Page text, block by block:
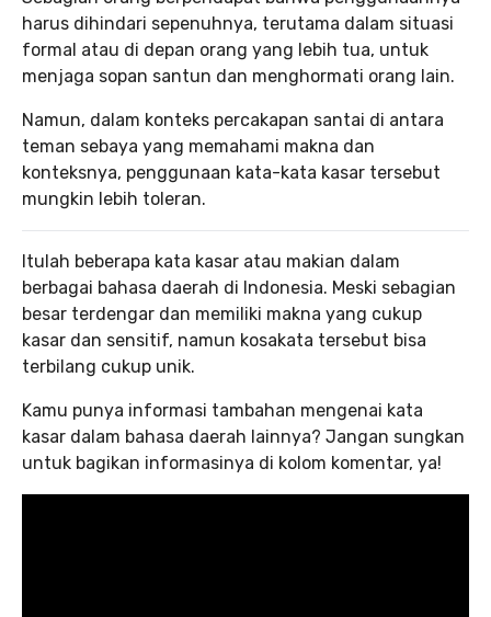
harus dihindari sepenuhnya, terutama dalam situasi
formal atau di depan orang yang lebih tua, untuk
menjaga sopan santun dan menghormati orang lain.
Namun, dalam konteks percakapan santai di antara
teman sebaya yang memahami makna dan
konteksnya, penggunaan kata-kata kasar tersebut
mungkin lebih toleran.
Itulah beberapa kata kasar atau makian dalam
berbagai bahasa daerah di Indonesia. Meski sebagian
besar terdengar dan memiliki makna yang cukup
kasar dan sensitif, namun kosakata tersebut bisa
terbilang cukup unik.
Kamu punya informasi tambahan mengenai kata
kasar dalam bahasa daerah lainnya? Jangan sungkan
untuk bagikan informasinya di kolom komentar, ya!